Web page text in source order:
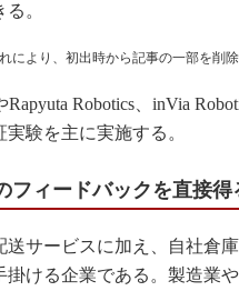
。
により、初出時から記事の一部を削除
Robotics、inVia
験を主に実施する。
フィードバックを直接得
サービスに加え、自社倉
掛ける企業である。製造業